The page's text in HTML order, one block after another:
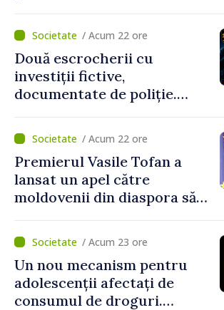
/ Acum 22 ore
Două escrocherii cu
investiții fictive,
documentate de poliție.
milion de lei
/ Acum 22 ore
Premierul Vasile Tofan a
lansat un apel către
moldovenii din diaspora să
proiectelor de dezvoltare
ale Republicii Moldova
/ Acum 23 ore
Un nou mecanism pentru
adolescenții afectați de
consumul de droguri.